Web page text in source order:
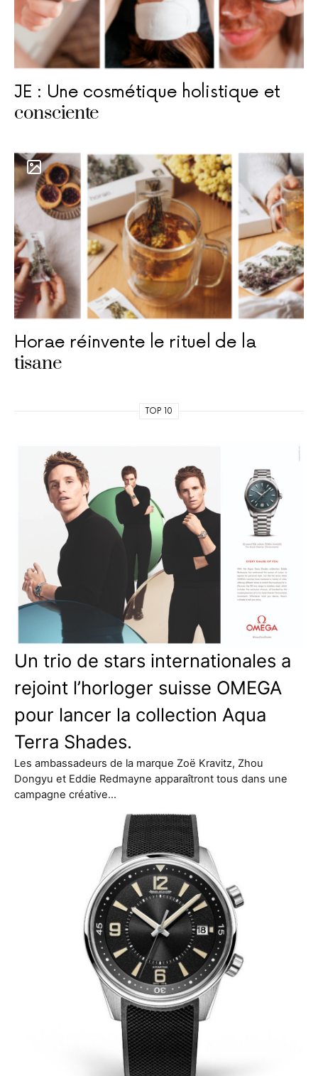
JE : Une cosmétique holistique et
consciente
Horae réinvente le rituel de la
tisane
TOP 10
Un trio de stars internationales a
rejoint l’horloger suisse OMEGA
pour lancer la collection Aqua
Terra Shades.
Les ambassadeurs de la marque Zoë Kravitz, Zhou
Dongyu et Eddie Redmayne apparaîtront tous dans une
campagne créative…